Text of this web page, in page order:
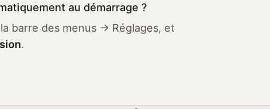
au démarrage ?
barre des menus → Réglages, et
.